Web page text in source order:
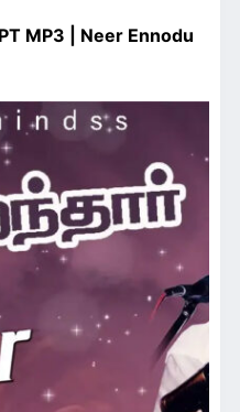
MP3 | Neer Ennodu